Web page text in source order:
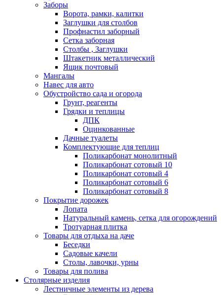
Заборы
Ворота, рамки, калитки
Заглушки для столбов
Профнастил заборный
Сетка заборная
Столбы , Заглушки
Штакетник металлический
Ящик почтовый
Мангалы
Навес для авто
Обустройство сада и огорода
Грунт, реагенты
Грядки и теплицы
ДПК
Оцинкованные
Дачные туалеты
Комплектующие для теплиц
Поликарбонат монолитный
Поликарбонат сотовый 10
Поликарбонат сотовый 4
Поликарбонат сотовый 6
Поликарбонат сотовый 8
Покрытие дорожек
Лопата
Натуральный камень, сетка для огорождений
Тротуарная плитка
Товары для отдыха на даче
Беседки
Садовые качели
Столы, лавочки, урны
Товары для полива
Столярные изделия
Лестничные элементы из дерева